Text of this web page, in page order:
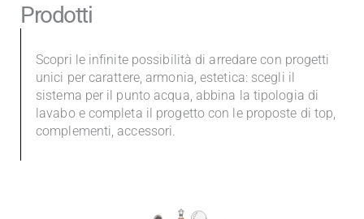
Prodotti
Scopri le infinite possibilità di arredare con progetti
unici per carattere, armonia, estetica: scegli il
sistema per il punto acqua, abbina la tipologia di
lavabo e completa il progetto con le proposte di top,
complementi, accessori.